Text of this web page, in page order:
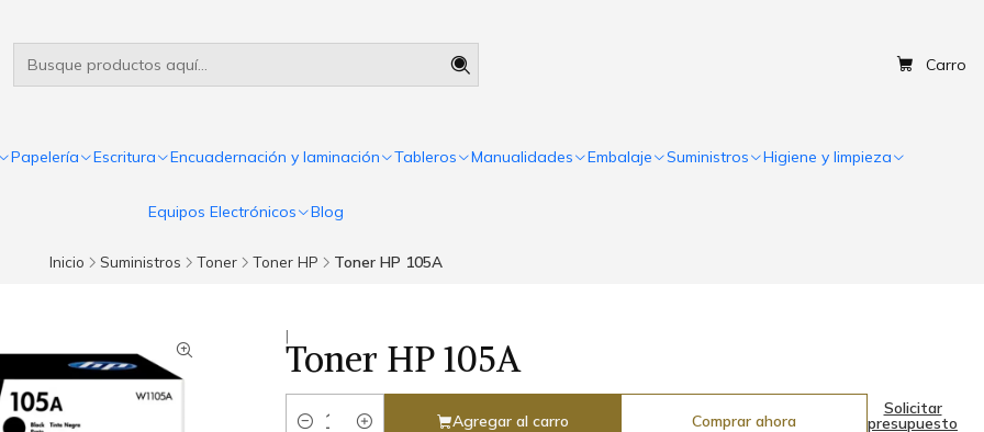
Carro
Papelería Escritura Encuadernación y laminación Tableros Manualidades Embalaje Suministros Higiene y limpieza
Equipos Electrónicos Blog
Inicio Suministros Toner Toner HP Toner HP 105A
|
Toner HP 105A
Agregar al carro Comprar ahora
Solicitar
presupuesto